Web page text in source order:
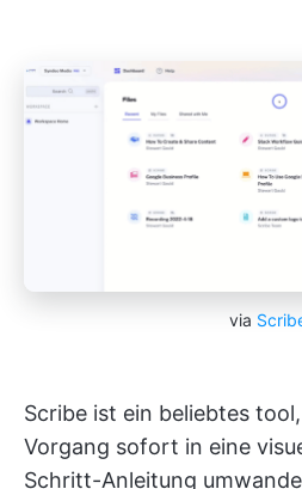
via
Scribe ist ein beliebtes
Vorgang sofort in eine
Schritt-Anleitung